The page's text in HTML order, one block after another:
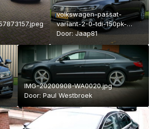
volkswagen-passat-
variant-2-0-tdi-150pk-
business-edition-r-navi-
clima-cruise-trekhaak-
pano-virtual-cockpit-1.jpg
Door:Jaap81
IMG-20200908-WA0020.jpg
Door:Paul Westbroek